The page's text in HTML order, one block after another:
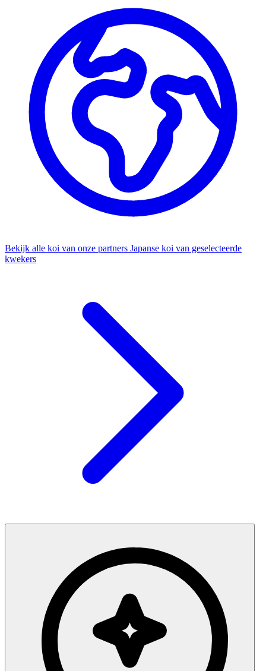
Bekijk alle koi van onze partners Japanse koi van geselecteerde
kwekers